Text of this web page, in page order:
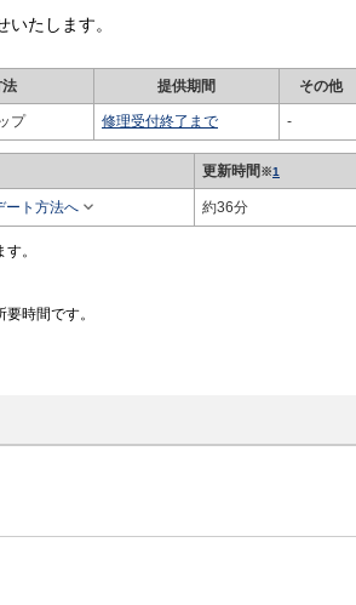
たします。
提供期間 その他
プ 修理受付終了まで -
更新時間※1
ート方法へ 約36分
。
時間です。